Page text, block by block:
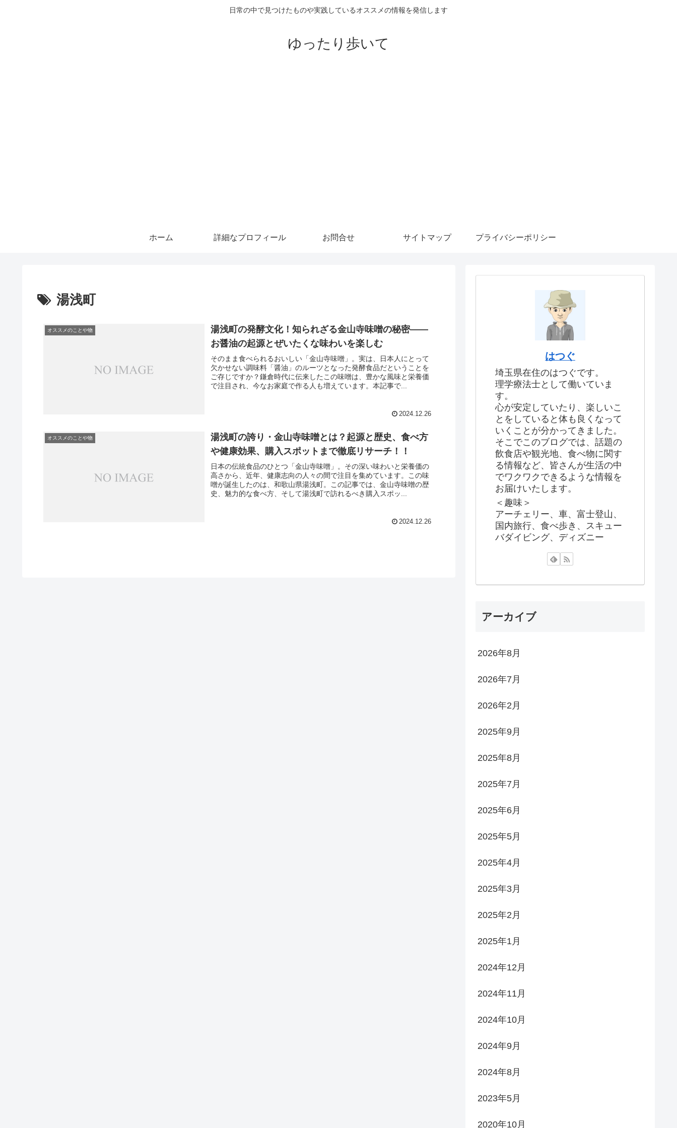
日常の中で見つけたものや実践しているオススメの情報を発信します
ゆったり歩いて
ホーム 詳細なプロフィール お問合せ サイトマップ プライバシーポリシー
湯浅町
オススメのことや物
湯浅町の発酵文化！知られざる金山寺味噌の秘密――
お醤油の起源とぜいたくな味わいを楽しむ
そのまま食べられるおいしい「金山寺味噌」。実は、日本人にとって
欠かせない調味料「醤油」のルーツとなった発酵食品だということを
ご存じですか？鎌倉時代に伝来したこの味噌は、豊かな風味と栄養価
で注目され、今なお家庭で作る人も増えています。本記事で...
2024.12.26
オススメのことや物
湯浅町の誇り・金山寺味噌とは？起源と歴史、食べ方
や健康効果、購入スポットまで徹底リサーチ！！
日本の伝統食品のひとつ「金山寺味噌」。その深い味わいと栄養価の
高さから、近年、健康志向の人々の間で注目を集めています。この味
噌が誕生したのは、和歌山県湯浅町。この記事では、金山寺味噌の歴
史、魅力的な食べ方、そして湯浅町で訪れるべき購入スポッ...
2024.12.26
はつぐ
埼玉県在住のはつぐです。
理学療法士として働いていま
す。
心が安定していたり、楽しいこ
とをしていると体も良くなって
いくことが分かってきました。
そこでこのブログでは、話題の
飲食店や観光地、食べ物に関す
る情報など、皆さんが生活の中
でワクワクできるような情報を
お届けいたします。
＜趣味＞
アーチェリー、車、富士登山、
国内旅行、食べ歩き、スキュー
バダイビング、ディズニー
アーカイブ
2026年8月
2026年7月
2026年2月
2025年9月
2025年8月
2025年7月
2025年6月
2025年5月
2025年4月
2025年3月
2025年2月
2025年1月
2024年12月
2024年11月
2024年10月
2024年9月
2024年8月
2023年5月
2020年10月